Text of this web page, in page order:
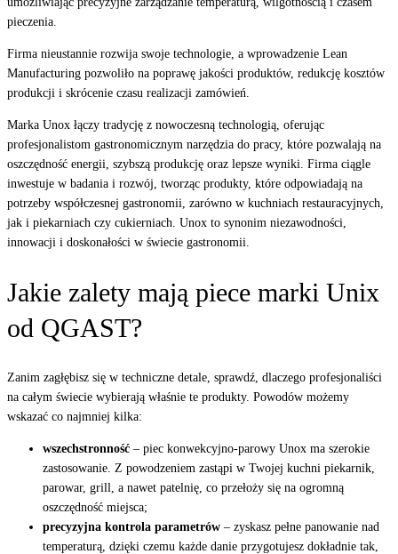
pieczenia.
Firma nieustannie rozwija swoje technologie, a wprowadzenie Lean
Manufacturing pozwoliło na poprawę jakości produktów, redukcję kosztów
produkcji i skrócenie czasu realizacji zamówień.
Marka Unox łączy tradycję z nowoczesną technologią, oferując
profesjonalistom gastronomicznym narzędzia do pracy, które pozwalają na
oszczędność energii, szybszą produkcję oraz lepsze wyniki. Firma ciągle
inwestuje w badania i rozwój, tworząc produkty, które odpowiadają na
potrzeby współczesnej gastronomii, zarówno w kuchniach restauracyjnych,
jak i piekarniach czy cukierniach. Unox to synonim niezawodności,
innowacji i doskonałości w świecie gastronomii.
Jakie zalety mają piece marki Unix
od QGAST?
Zanim zagłębisz się w techniczne detale, sprawdź, dlaczego profesjonaliści
na całym świecie wybierają właśnie te produkty. Powodów możemy
wskazać co najmniej kilka:
wszechstronność – piec konwekcyjno-parowy Unox ma szerokie
zastosowanie. Z powodzeniem zastąpi w Twojej kuchni piekarnik,
parowar, grill, a nawet patelnię, co przełoży się na ogromną
oszczędność miejsca;
precyzyjna kontrola parametrów – zyskasz pełne panowanie nad
temperaturą, dzięki czemu każde danie przygotujesz dokładnie tak,